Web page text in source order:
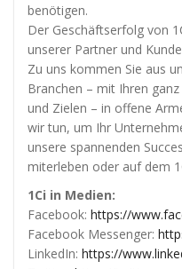
benötigen.
Der Geschäftserfolg von
unserer Partner und
Zu uns kommen Sie aus
Branchen – mit Ihren
und Zielen – in offene
wir tun, um Ihr
unsere spannenden
miterleben oder auf dem
1Ci in Medien:
Facebook: https://
Facebook Messenger:
LinkedIn: https://